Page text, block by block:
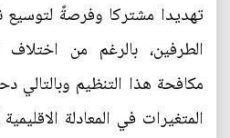
تهديدا مشتركا وفرصةً لتوسيع
الطرفين، بالرغم من
مكافحة هذا التنظيم وبالتالي
المتغيرات في المعادلة